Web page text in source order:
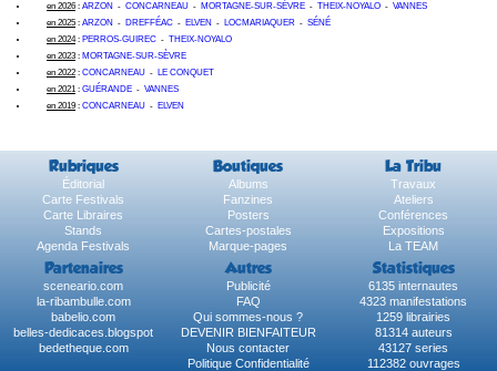
en 2026 : ARZON - CONCARNEAU - MORTAGNE-SUR-SÈVRE - THEIX-NOYALO - VANNES
en 2025 : ARZON - DREFFÉAC - ELVEN - LOCMARIAQUER - SÉNÉ
en 2024: PERROS-GUIREC - THEIX-NOYALO
en 2023 : MORTAGNE-SUR-SÈVRE
en 2022 : CONCARNEAU - LE CONQUET
en 2021 : GUÉRANDE - VANNES
en 2019 : CONCARNEAU - ELVEN
Rubriques Boutiques La Tribu
Éditorial Albums
Travaux
Carte Festivals
Fanzines
Ateliers
Carte Libraires
Posters
Conférences
Stands
Cartes-postales
Expositions
Agenda Festivals
Marque-pages La TEAM
Partenaires Autres Statistiques
sceneario.com Publicité
6135 internautes
la-ribambulle.com
FAQ
4323 manifestations
babelio.com
Qui sommes-nous ?
1259 librairies
belles-dedicaces.blogspot
DEVENIR BIENFAITEUR
81314 auteurs
bedetheque.com
Nous contacter
43127 series
Politique Confidentialité
112382 ouvrages